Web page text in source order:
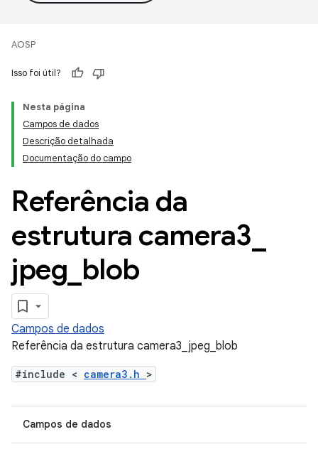
AOSP
Isso foi útil?
Nesta página
Campos de dados
Descrição detalhada
Documentação do campo
Referência da
estrutura camera3
jpeg blob
Campos de dados
Referência da estrutura camera3_jpeg_blob
#include < camera3.h >
Campos de dados